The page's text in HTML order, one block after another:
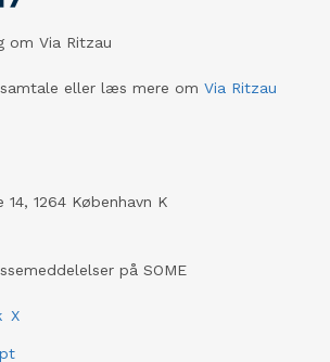
Via Ritzau
eller læs mere om Via Ritzau
1264 København K
på SOME
X